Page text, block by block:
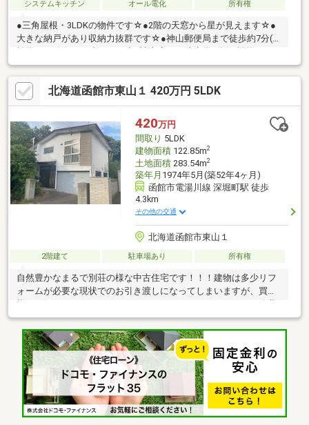
システムキッチン オール電化 所有権
●三角屋根・3LDKの物件です☆●2階の天窓から星が見えます☆●
大きな納戸があり収納力抜群です☆●神山郵便局まで徒歩約7分(距
ｍ)☆●コープさっぽろかじ店まで徒歩約17分(距離約1290ｍ)☆※
返済例は【変動金利】３年固定特約・金利０．６％・借入年数３
５年で算出しております。金利は銀行によって異なる場合があり
ます。
北海道函館市東山１ 420万円 5LDK
420万円
間取り 5LDK
建物面積122.85m2
土地面積283.54m2
築年月 1974年5月(築52年4ヶ月)
函館市電湯川線 深堀町駅 徒歩
4.3km
その他の交通
北海道函館市東山１
2階建て 駐車場あり 所有権
自然豊かなまるで別荘の様な中古住宅です！！！建物は多少リフ
ォームが必要な現状でのお引き渡しになってしまいますが、買主
なり、ＤＩＹなり行っていただいてモチロン構いません！大きめ
な車庫もありますので、車の好きな方やバイクが好きな方などに
もおススメな物件です！！もちろん、どうしても新しく家を建て
たいという方は建物を解体して新築のお家を建てていただいても
一向に構いません！！ ■地番８７－７５■ガスは北海道
ガスの集中プロパン地域になります。■２０年ほど前にリフォー
ムしております。